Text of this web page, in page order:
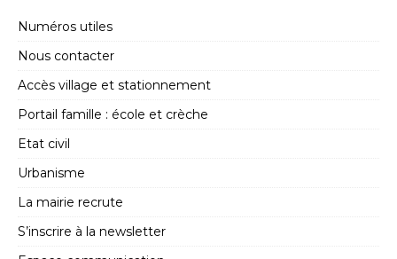
Numéros utiles
Nous contacter
Accès village et stationnement
Portail famille : école et crèche
Etat civil
Urbanisme
La mairie recrute
S’inscrire à la newsletter